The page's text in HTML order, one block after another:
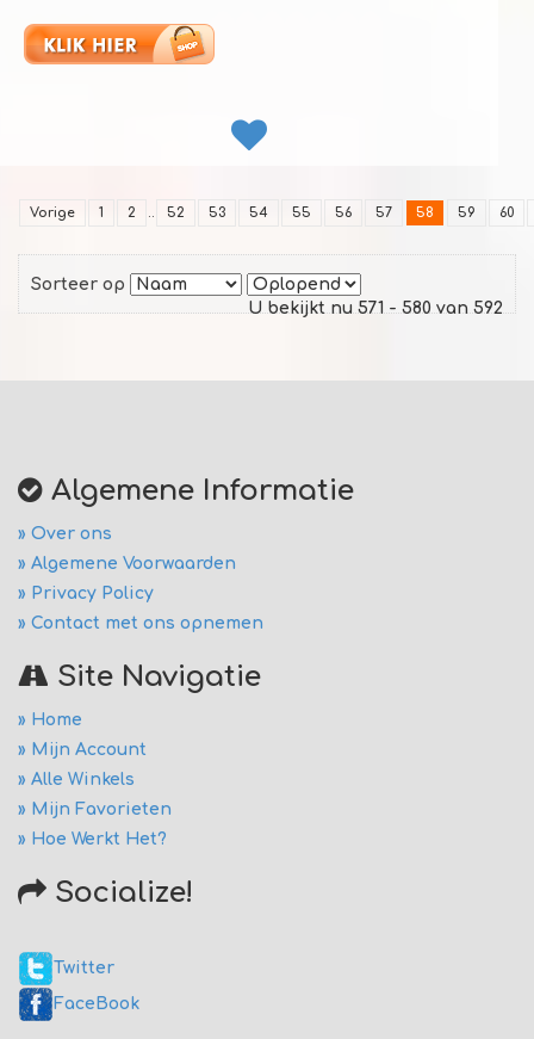
Vorige 1 2 .. 52 53 54 55 56 57 58 59 60
Sorteer op
U bekijkt nu 571 - 580 van 592
Algemene Informatie
» Over ons
» Algemene Voorwaarden
» Privacy Policy
» Contact met ons opnemen
Site Navigatie
» Home
» Mijn Account
» Alle Winkels
» Mijn Favorieten
» Hoe Werkt Het?
Socialize!
Twitter
FaceBook